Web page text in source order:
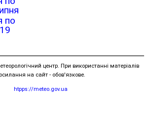
по
центр. При використанні матеріалів
на сайт - обов'язкове.
htpps://meteo.gov.ua